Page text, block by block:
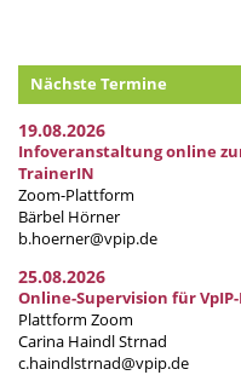
Nächste Termine
19.08.2026
Infoveranstaltung online
TrainerIN
Zoom-Plattform
Bärbel Hörner
b.hoerner@vpip.de
25.08.2026
Online-Supervision für
Plattform Zoom
Carina Haindl Strnad
c.haindlstrnad@vpip.de